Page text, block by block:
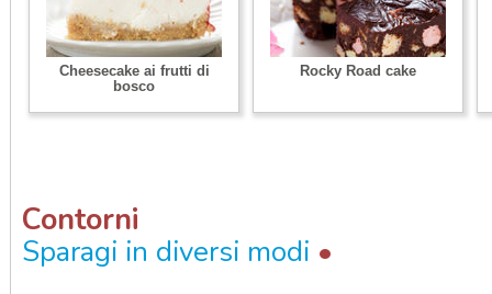
Cheesecake ai frutti di
bosco
Rocky Road cake
Contorni
Sparagi in diversi modi •